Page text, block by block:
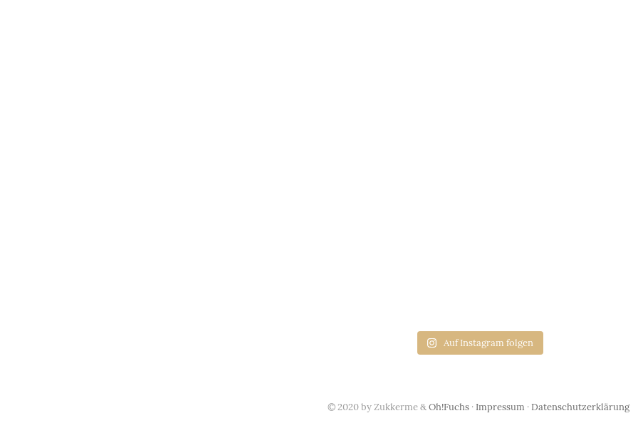
Auf Instagram folgen
© 2020 by Zukkerme &Oh!Fuchs · Impressum · Datenschutzerklärung